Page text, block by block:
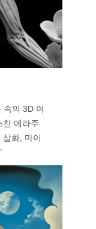
속의 3D 여
찬 에라주
화, 마이